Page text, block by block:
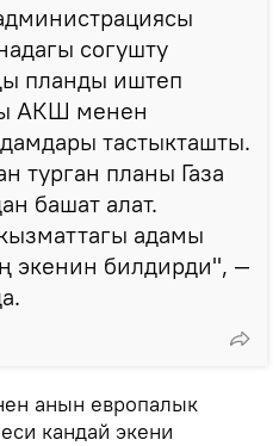
согушту
планды иштеп
АКШ менен
тастыкташты.
турган планы Газа
башат алат.
адамы
экенин билдирди", —
анын европалык
кандай экени